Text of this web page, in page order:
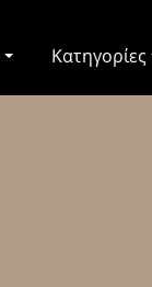
Κατηγορίες